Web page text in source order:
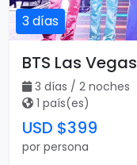
3 días
BTS Las Vegas
3 días / 2 noches
1 país(es)
USD $399
por persona